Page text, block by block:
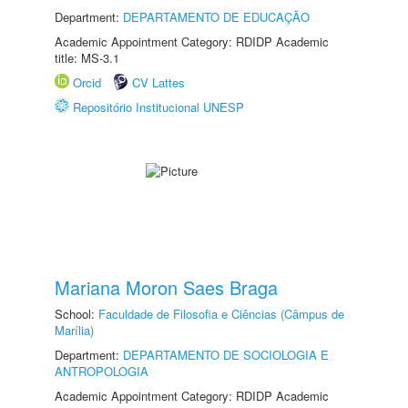
Department: DEPARTAMENTO DE EDUCAÇÃO
Academic Appointment Category: RDIDP Academic
title: MS-3.1
Orcid
CV Lattes
Repositório Institucional UNESP
Mariana Moron Saes Braga
School: Faculdade de Filosofia e Ciências (Câmpus de
Marília)
Department: DEPARTAMENTO DE SOCIOLOGIA E
ANTROPOLOGIA
Academic Appointment Category: RDIDP Academic